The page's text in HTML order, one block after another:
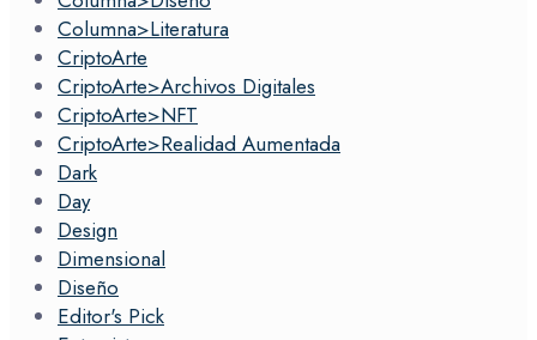
Columna>Literatura
CriptoArte
CriptoArte>Archivos Digitales
CriptoArte>NFT
CriptoArte>Realidad Aumentada
Dark
Day
Design
Dimensional
Diseño
Editor's Pick